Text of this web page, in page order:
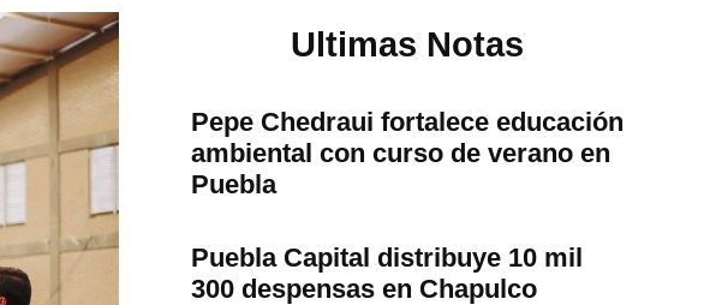
Ultimas Notas
Pepe Chedraui fortalece educación
ambiental con curso de verano en
Puebla
Puebla Capital distribuye 10 mil
300 despensas en Chapulco